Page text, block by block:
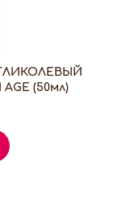
ГЛИКОЛЕВЫЙ
(50мл)